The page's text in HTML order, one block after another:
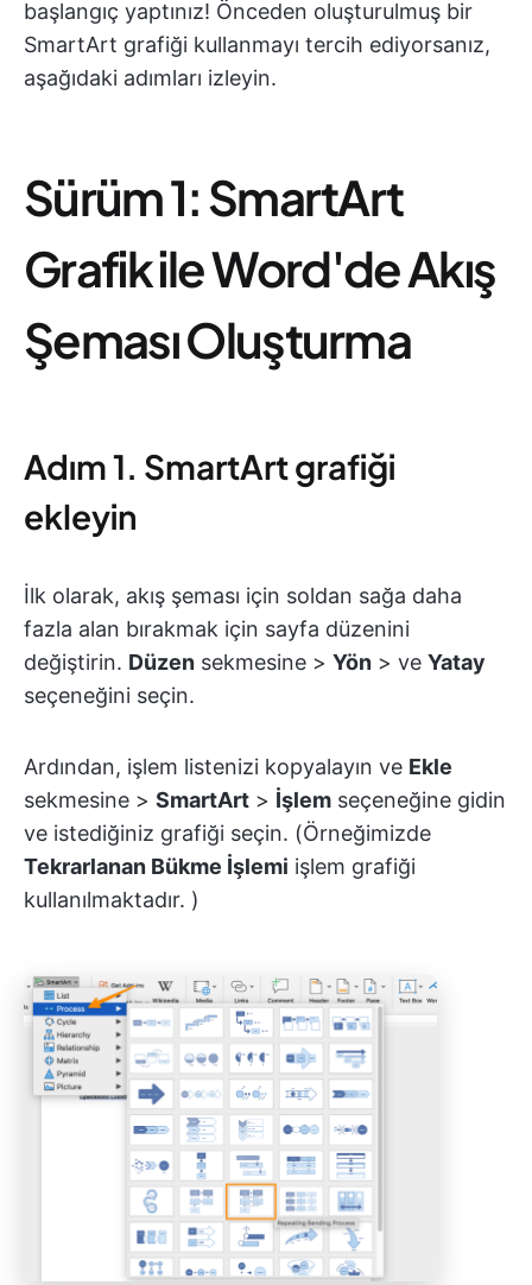
başlangıç yaptınız! Önceden oluşturulmuş bir
SmartArt grafiği kullanmayı tercih ediyorsanız,
aşağıdaki adımları izleyin.
Sürüm 1: SmartArt
Grafik ile Word'de Akış
Şeması Oluşturma
Adım 1. SmartArt grafiği
ekleyin
İlk olarak, akış şeması için soldan sağa daha
fazla alan bırakmak için sayfa düzenini
değiştirin. Düzen sekmesine > Yön > ve Yatay
seçeneğini seçin.
Ardından, işlem listenizi kopyalayın ve Ekle
sekmesine > SmartArt > İşlem seçeneğine gidin
ve istediğiniz grafiği seçin. (Örneğimizde
Tekrarlanan Bükme İşlemi işlem grafiği
kullanılmaktadır. )